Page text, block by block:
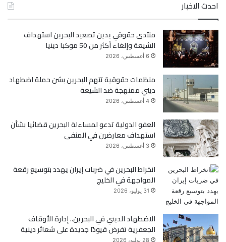
ب
و
ك
ت
ر
احدث الاخبار
منتدى حقوقي يدين تصعيد البحرين استهداف
الشيعة وإلغاء أكثر من 50 موكبا دينيا
6 أغسطس، 2026
منظمات حقوقية تتهم البحرين بشن حملة اضطهاد
ديني ممنهجة ضد الشيعة
4 أغسطس، 2026
العفو الدولية تدعو لمساءلة البحرين قضائيا بشأن
استهداف معارضين في المنفى
3 أغسطس، 2026
انخراط البحرين في ضربات إيران يهدد بتوسيع رقعة
المواجهة في الخليج
31 يوليو، 2026
الاضطهاد الديني في البحرين.. إدارة الأوقاف
الجعفرية تفرض قيودًا جديدة على شعائر دينية
28 يوليو، 2026